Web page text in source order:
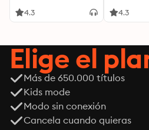
4.3 4.3
Elige el
Más de 650.000 títulos
Kids mode
Modo sin conexión
Cancela cuando quieras